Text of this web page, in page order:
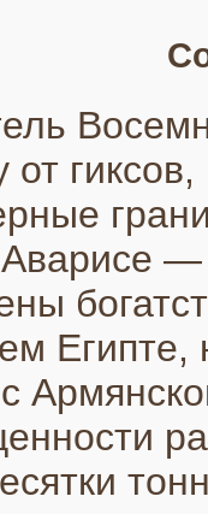
—
Египте,